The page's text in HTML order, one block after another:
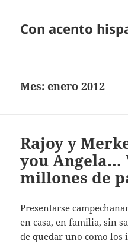
Con acento
Mes:enero 2012
Rajoy y
you Angela…
millones de
Presentarse
en casa, en familia, sin
de quedar uno como